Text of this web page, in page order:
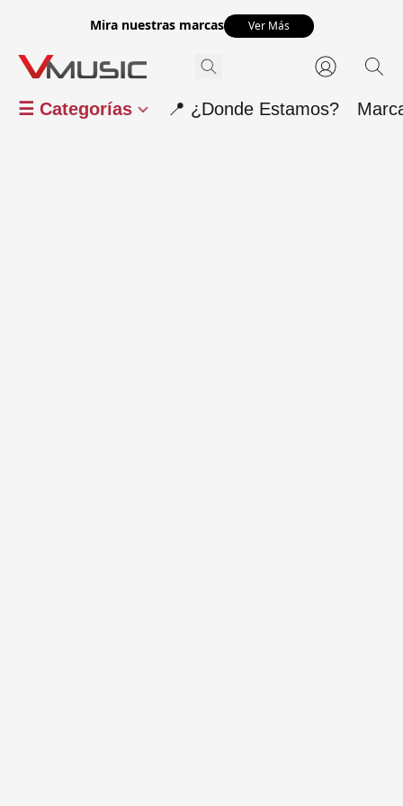
Mira nuestras marcas Ver Más
☰ Categorías 📍 ¿Donde Estamos?